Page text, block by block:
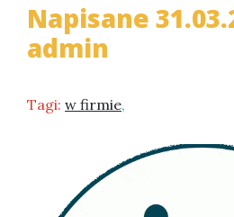
Napisane
admin
Tagi: w firmie,